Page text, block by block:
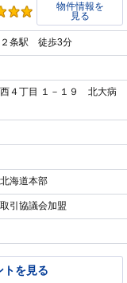
物件情報を
見る
２条駅 徒歩3分
４丁目 １－１９ 北大病
海道本部
引協議会加盟
トを見る